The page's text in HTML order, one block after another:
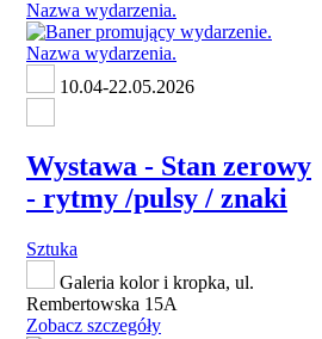
10.04-22.05.2026
Wystawa - Stan zerowy
- rytmy /pulsy / znaki
Sztuka
Galeria kolor i kropka, ul.
Rembertowska 15A
Zobacz szczegóły